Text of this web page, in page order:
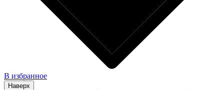
В избранное
Наверх